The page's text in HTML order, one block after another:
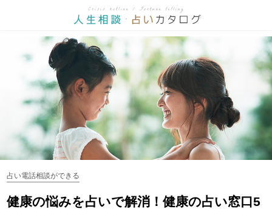
占い電話相談ができる
健康の悩みを占いで解消！健康の占い窓口5